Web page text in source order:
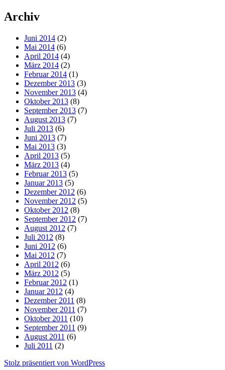
Archiv
Juni 2014 (2)
Mai 2014 (6)
April 2014 (4)
März 2014 (2)
Februar 2014 (1)
Dezember 2013 (3)
November 2013 (4)
Oktober 2013 (8)
September 2013 (7)
August 2013 (7)
Juli 2013 (6)
Juni 2013 (7)
Mai 2013 (3)
April 2013 (5)
März 2013 (4)
Februar 2013 (5)
Januar 2013 (5)
Dezember 2012 (6)
November 2012 (5)
Oktober 2012 (8)
September 2012 (7)
August 2012 (7)
Juli 2012 (8)
Juni 2012 (6)
Mai 2012 (7)
April 2012 (6)
März 2012 (5)
Februar 2012 (1)
Januar 2012 (4)
Dezember 2011 (8)
November 2011 (7)
Oktober 2011 (10)
September 2011 (9)
August 2011 (6)
Juli 2011 (2)
Stolz präsentiert von WordPress